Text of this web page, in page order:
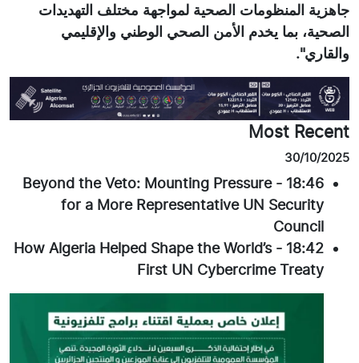
جاهزية المنظومات الصحية لمواجهة مختلف التهديدات
الصحية، بما يخدم الأمن الصحي الوطني والإقليمي
والقاري".
Most Recent
30/10/2025
18:46
-
Beyond the Veto: Mounting Pressure
for a More Representative UN Security
Council
18:42
-
How Algeria Helped Shape the World’s
First UN Cybercrime Treaty